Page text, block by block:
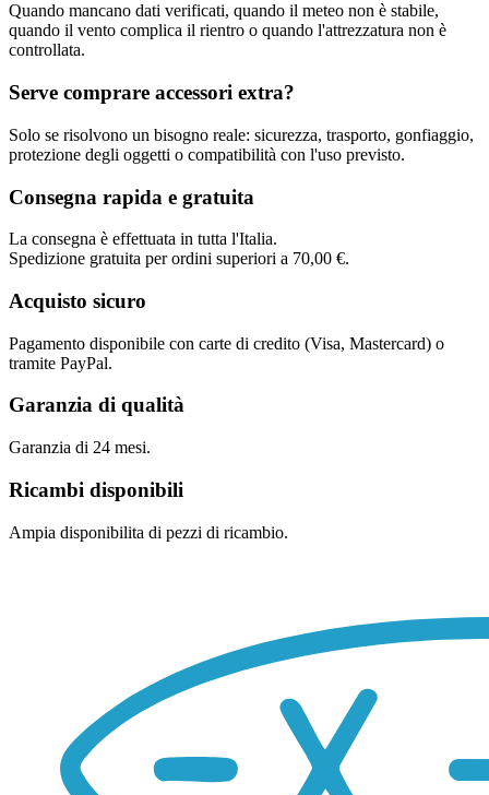
Quando mancano dati verificati, quando il meteo non è stabile,
quando il vento complica il rientro o quando l'attrezzatura non è
controllata.
Serve comprare accessori extra?
Solo se risolvono un bisogno reale: sicurezza, trasporto, gonfiaggio,
protezione degli oggetti o compatibilità con l'uso previsto.
Consegna rapida e gratuita
La consegna è effettuata in tutta l'Italia.
Spedizione gratuita per ordini superiori a 70,00 €.
Acquisto sicuro
Pagamento disponibile con carte di credito (Visa, Mastercard) o
tramite PayPal.
Garanzia di qualità
Garanzia di 24 mesi.
Ricambi disponibili
Ampia disponibilita di pezzi di ricambio.